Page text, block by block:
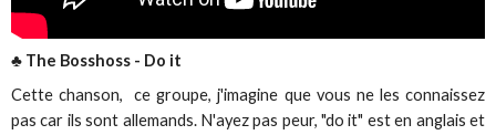
♣ The Bosshoss - Do it
Cette chanson, ce groupe, j'imagine que vous ne les connaissez
pas car ils sont allemands. N'ayez pas peur, "do it" est en anglais et